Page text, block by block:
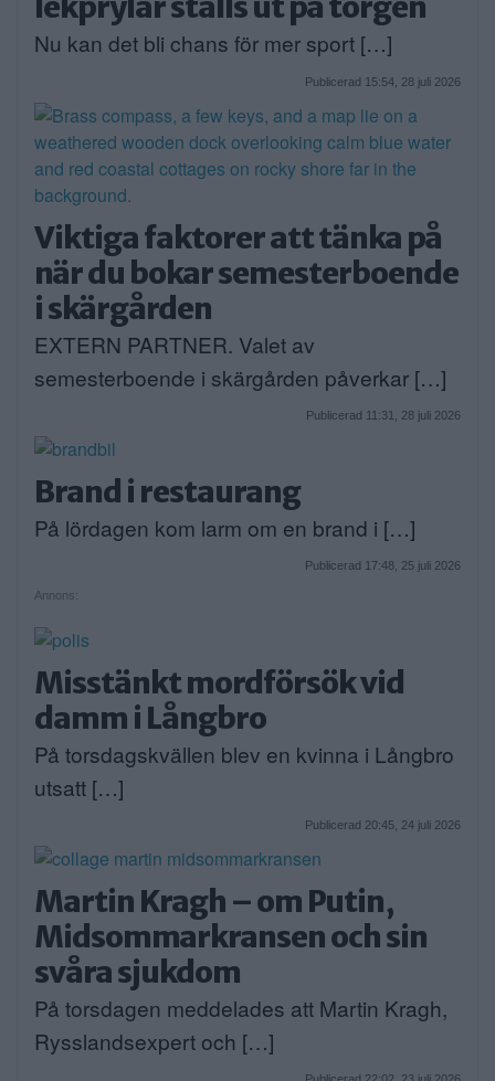
Nu kan det bli chans för mer sport […]
Publicerad 15:54, 28 juli 2026
Viktiga faktorer att tänka på
när du bokar semesterboende
i skärgården
EXTERN PARTNER. Valet av
semesterboende i skärgården påverkar […]
Publicerad 11:31, 28 juli 2026
Brand i restaurang
På lördagen kom larm om en brand i […]
Publicerad 17:48, 25 juli 2026
Annons:
Misstänkt mordförsök vid
damm i Långbro
På torsdagskvällen blev en kvinna i Långbro
utsatt […]
Publicerad 20:45, 24 juli 2026
Martin Kragh – om Putin,
Midsommarkransen och sin
svåra sjukdom
På torsdagen meddelades att Martin Kragh,
Rysslandsexpert och […]